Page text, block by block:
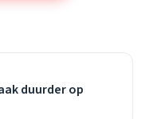
duurder op